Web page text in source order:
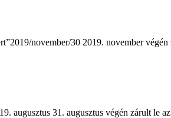
november/30 2019. november végén
augusztus 31. augusztus végén zárult le